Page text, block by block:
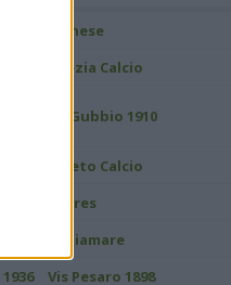
Pianese
Spezia Calcio
AS Gubbio 1910
Pineto Calcio
Torres
Ostiamare
Vis Pesaro 1898